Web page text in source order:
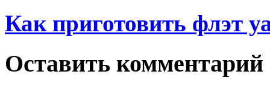
Как приготовить флэт
Оставить комментарий